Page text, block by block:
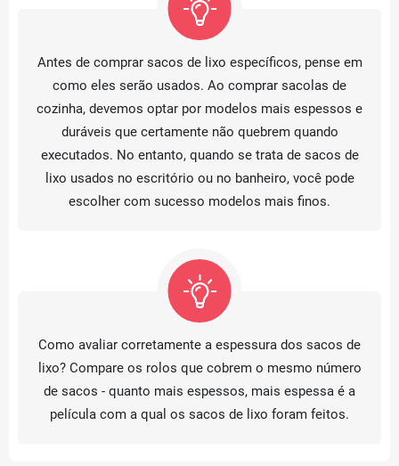
Antes de comprar sacos de lixo específicos, pense em
como eles serão usados. Ao comprar sacolas de
cozinha, devemos optar por modelos mais espessos e
duráveis que certamente não quebrem quando
executados. No entanto, quando se trata de sacos de
lixo usados no escritório ou no banheiro, você pode
escolher com sucesso modelos mais finos.
Como avaliar corretamente a espessura dos sacos de
lixo? Compare os rolos que cobrem o mesmo número
de sacos - quanto mais espessos, mais espessa é a
película com a qual os sacos de lixo foram feitos.